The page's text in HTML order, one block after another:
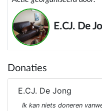
E.CJ. De
Donaties
E.CJ. De Jong
Ik kan niets doneren